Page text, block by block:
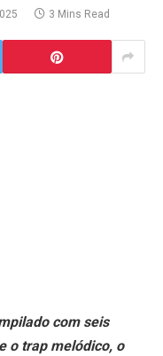
3 Mins Read
com seis
o trap melódico, o